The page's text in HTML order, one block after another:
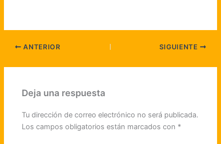
ANTERIOR SIGUIENTE
Deja una respuesta
Tu dirección de correo electrónico no será publicada.
Los campos obligatorios están marcados con *